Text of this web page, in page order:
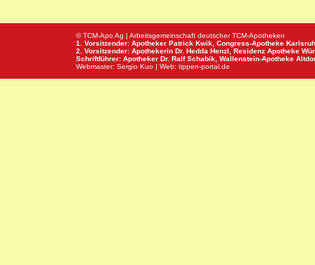
© TCM-Apo Ag | Arbeitsgemeinschaft deutscher TCM-Apotheken
1. Vorsitzender: Apotheker Patrick Kwik, Congress-Apotheke
2. Vorsitzender: Apothekerin Dr. Hedda Henzl, Residenz Apotheke
Schriftführer: Apotheker Dr. Ralf Schabik, Wallenstein-Apotheke
Webmaster: Sergio Kuo | Web: tippen-portal.de